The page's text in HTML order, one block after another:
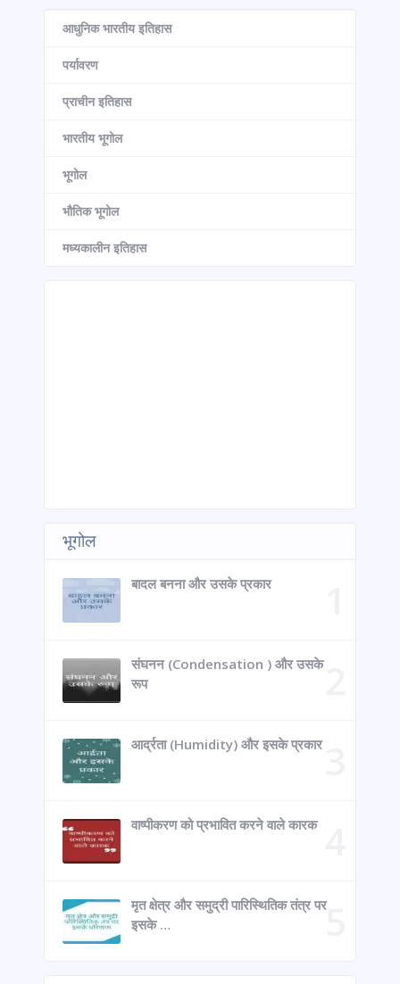
आधुनिक भारतीय इतिहास
पर्यावरण
प्राचीन इतिहास
भारतीय भूगोल
भूगोल
भौतिक भूगोल
मध्यकालीन इतिहास
भूगोल
बादल बनना और उसके प्रकार
संघनन (Condensation ) और उसके
रूप
आर्द्रता (Humidity) और इसके प्रकार
वाष्पीकरण को प्रभावित करने वाले कारक
मृत क्षेत्र और समुद्री पारिस्थितिक तंत्र पर
इसके …